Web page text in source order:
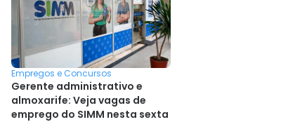
Empregos e Concursos
Gerente administrativo e
almoxarife: Veja vagas de
emprego do SIMM nesta sexta